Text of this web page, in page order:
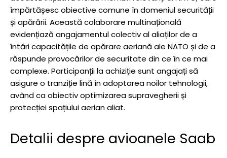
împărtășesc obiective comune în domeniul securității
și apărării. Această colaborare multinațională
evidențiază angajamentul colectiv al aliaților de a
întări capacitățile de apărare aeriană ale NATO și de a
răspunde provocărilor de securitate din ce în ce mai
complexe. Participanții la achiziție sunt angajați să
asigure o tranziție lină în adoptarea noilor tehnologii,
având ca obiectiv optimizarea supravegherii și
protecției spațiului aerian aliat.
Detalii despre avioanele Saab